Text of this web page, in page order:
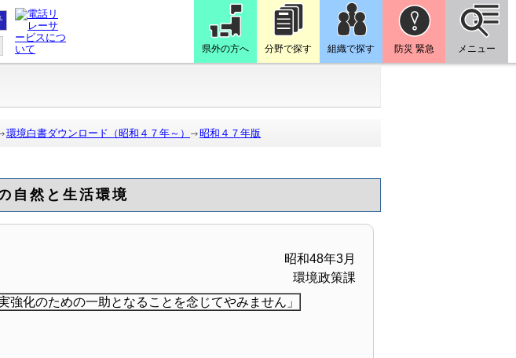
県外の方へ 分野で探す 組織で探す 防災 緊急 メニュー
環境白書ダウンロード（昭和４７年～） 昭和４７年版
自然と生活環境
昭和48年3月
環境政策課
化のための一助となることを念じてやみません」